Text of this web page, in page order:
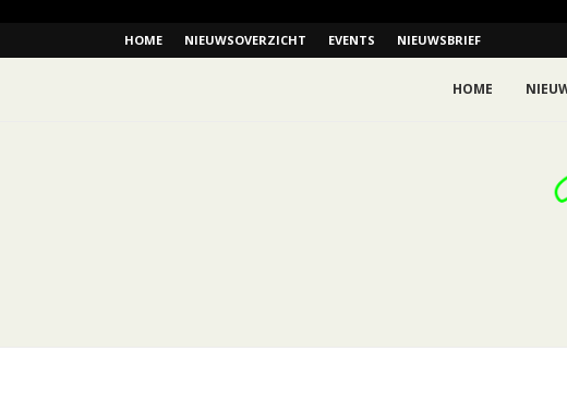
HOME NIEUWSOVERZICHT EVENTS NIEUWSBRIEF
HOME